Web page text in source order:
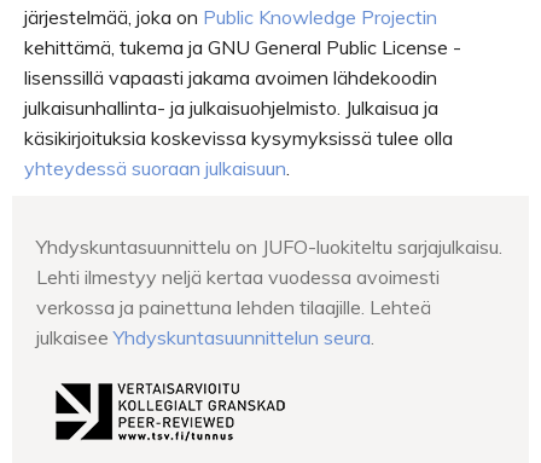
järjestelmää, joka on Public Knowledge Projectin
kehittämä, tukema ja GNU General Public License -
lisenssillä vapaasti jakama avoimen lähdekoodin
julkaisunhallinta- ja julkaisuohjelmisto. Julkaisua ja
käsikirjoituksia koskevissa kysymyksissä tulee olla
yhteydessä suoraan julkaisuun.
Yhdyskuntasuunnittelu on JUFO-luokiteltu sarjajulkaisu.
Lehti ilmestyy neljä kertaa vuodessa avoimesti
verkossa ja painettuna lehden tilaajille. Lehteä
julkaiseeYhdyskuntasuunnittelun seura.